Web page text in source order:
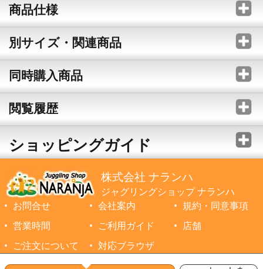
商品仕様
別サイズ・関連商品
同時購入商品
閲覧履歴
ショッピングガイド
株式会社 ナランハ
ジャグリングショップ ナランハ
お問合せ
会社案内
規約・同意事項
営業時間
ご利用ガイド
店舗
ご注文について
対応ブラウザ
©1999-2026 NARANJA Inc. All Rights Reserved.